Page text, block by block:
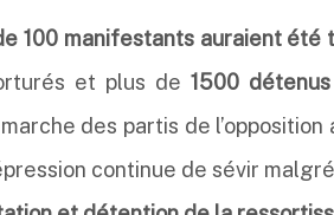
100 manifestants auraient été
et plus de 1500
des partis de
continue de sévir